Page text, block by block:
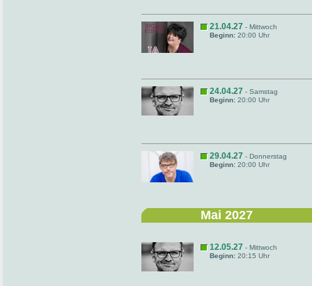
21.04.27 - Mittwoch
Beginn: 20:00 Uhr
24.04.27 - Samstag
Beginn: 20:00 Uhr
29.04.27 - Donnerstag
Beginn: 20:00 Uhr
Mai 2027
12.05.27 - Mittwoch
Beginn: 20:15 Uhr